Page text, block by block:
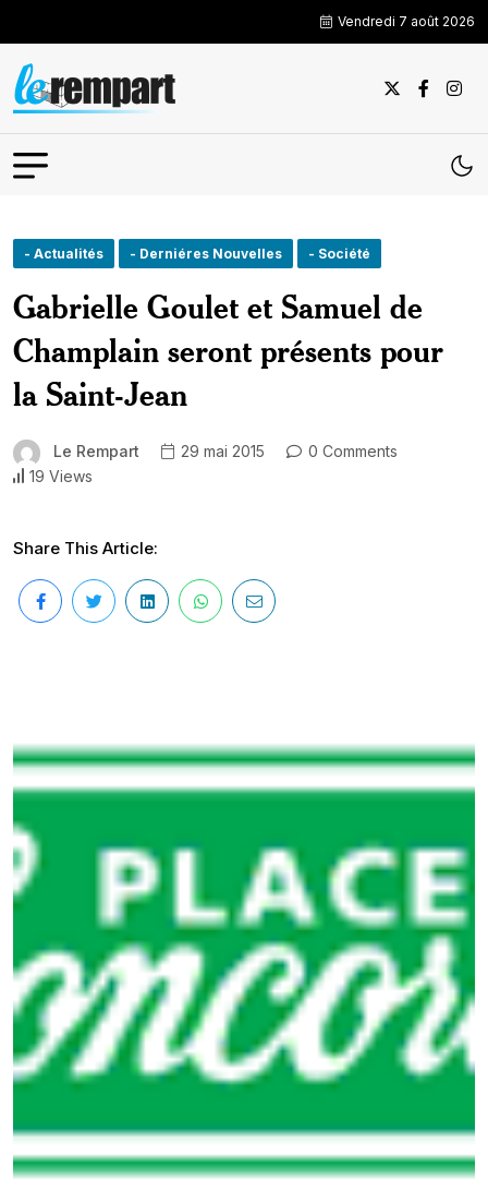
Vendredi 7 août 2026
- Actualités - Derniéres Nouvelles - Société
Gabrielle Goulet et Samuel de
Champlain seront présents pour
la Saint-Jean
Le Rempart 29 mai 2015
0 Comments
19 Views
Share This Article: